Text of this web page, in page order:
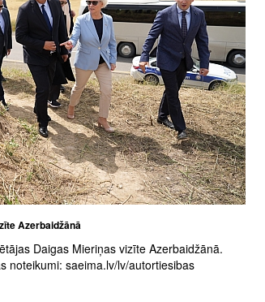
Azerbaidžānā
Daigas Mieriņas vizīte Azerbaidžānā.
noteikumi: saeima.lv/lv/autortiesibas